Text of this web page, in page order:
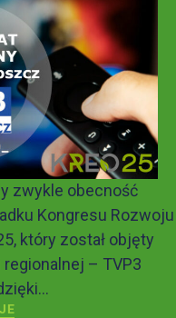
zwykle obecność
Kongresu Rozwoju
który został objęty
– TVP3